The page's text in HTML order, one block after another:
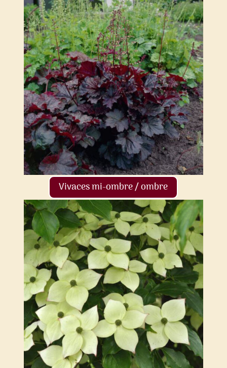
Vivaces mi-ombre / ombre